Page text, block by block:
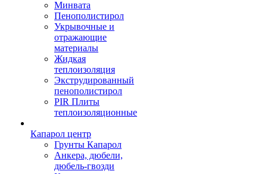
Минвата
Пенополистирол
Укрывочные и
отражающие
материалы
Жидкая
теплоизоляция
Экструдированный
пенополистирол
PIR Плиты
теплоизоляционные
Капарол центр
Грунты Капарол
Анкера, дюбели,
дюбель-гвозди